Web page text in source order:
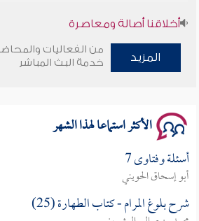
أخلاقنا أصالة ومعاصرة
وأمنهم من خوف 9
المزيد
من الفعاليات
خدمة البث المباشر
الأكثر استماعا لهذا الشهر
أسئلة وفتاوى 7
أبو إسحاق الحويني
شرح بلوغ المرام - كتاب الطهارة (25)